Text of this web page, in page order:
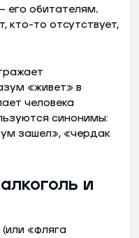
его обитателям.
кто-то отсутствует,
«живет» в
человека
синонимы:
зашел», «чердак
и
«фляга